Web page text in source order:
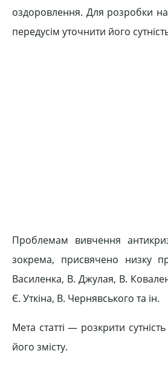
оздоровлення. Для розробки
передусім уточнити його
Проблемам вивчення
зокрема, присвячено низку
Василенка, В. Джулая, В.
Є. Уткіна, В. Чернявського та ін.
Мета статті — розкрити
його змісту.